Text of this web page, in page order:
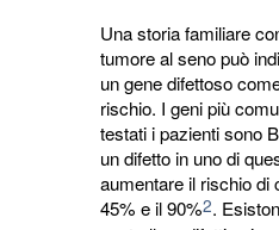
Una storia familiare
tumore al seno può
un gene difettoso
rischio. I geni più
testati i pazienti sono
un difetto in uno di
aumentare il rischio di
45% e il 90%2.